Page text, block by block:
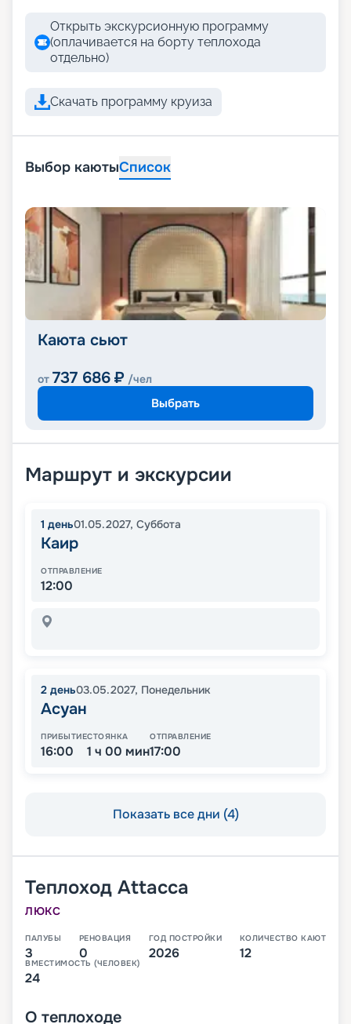
Открыть экскурсионную программу
(оплачивается на борту теплохода
отдельно)
Скачать программу круиза
Выбор каютыСписок
Каюта сьют
от 737 686 ₽ /чел
Выбрать
Маршрут и экскурсии
1 день01.05.2027, Суббота
Каир
ОТПРАВЛЕНИЕ
12:00
2 день03.05.2027, Понедельник
Асуан
ПРИБЫТИЕ
16:00
СТОЯНКА
1 ч 00 мин
ОТПРАВЛЕНИЕ
17:00
Показать все дни (4)
Теплоход Attacca
ЛЮКС
ПАЛУБЫ
3
РЕНОВАЦИЯ
0
ГОД ПОСТРОЙКИ
2026
КОЛИЧЕСТВО КАЮТ
12
ВМЕСТИМОСТЬ (ЧЕЛОВЕК)
24
О теплоходе